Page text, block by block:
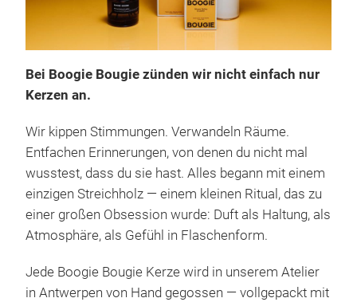
Bei Boogie Bougie zünden wir nicht einfach nur
Kerzen an.
Wir kippen Stimmungen. Verwandeln Räume.
Entfachen Erinnerungen, von denen du nicht mal
wusstest, dass du sie hast. Alles begann mit einem
einzigen Streichholz — einem kleinen Ritual, das zu
einer großen Obsession wurde: Duft als Haltung, als
Atmosphäre, als Gefühl in Flaschenform.
Jede Boogie Bougie Kerze wird in unserem Atelier
in Antwerpen von Hand gegossen — vollgepackt mit